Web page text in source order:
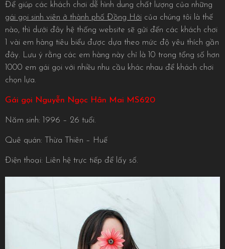
Để giúp các khách chơi dễ hình dung chất lượng của những
gái gọi sinh viên ở thành phố Đồng Hới của chúng tôi là thế
nào, thì dưới đây hệ thống website sẽ gửi đến các khách chơi
1 vài em hàng tiêu biểu được dựa theo mức độ yêu thích gần
đây. Lưu ý rằng các em hàng này chỉ là 10 trong tổng số hơn
1000 em gái gọi với nhiều nhu cầu khác nhau để khách chơi
chọn lựa.
Gái gọi Nguyễn Ngọc Hân Mai MS620
Năm sinh: 1996 – 26 tuổi.
Quê quán: Thừa Thiên – Huế
Điện thoại: Liên hệ trực tiếp để lấy số.